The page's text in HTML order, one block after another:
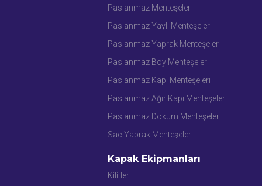
Paslanmaz Menteşeler
Paslanmaz Yaylı Menteşeler
Paslanmaz Yaprak Menteşeler
Paslanmaz Boy Menteşeler
Paslanmaz Kapı Menteşeleri
Paslanmaz Ağır Kapı Menteşeleri
Paslanmaz Döküm Menteşeler
Sac Yaprak Menteşeler
Kapak Ekipmanları
Kilitler